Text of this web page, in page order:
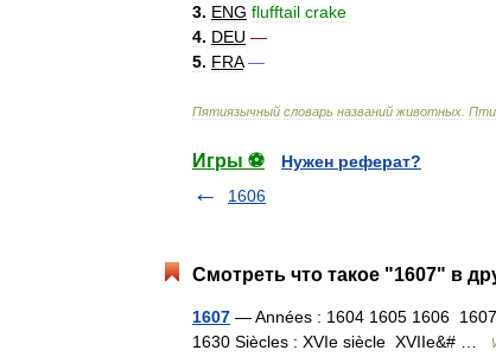
3. ENG flufftail crake
4. DEU —
5. FRA —
Пятиязычный словарь названий животных
Игры ⚽
Нужен реферат?
1606
Смотреть что такое "1607" в
1607 — Années : 1604 1605 1606
1630 Siècles : XVIe siècle XVIIe&# …